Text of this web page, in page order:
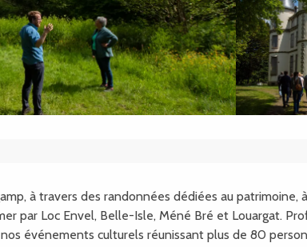
à travers des randonnées dédiées au patrimoine,
par Loc Envel, Belle-Isle, Méné Bré et Louargat.
événements culturels réunissant plus de 80